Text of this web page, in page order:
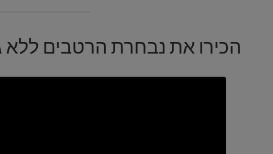
הכירו את נבחרת הרטבים ללא